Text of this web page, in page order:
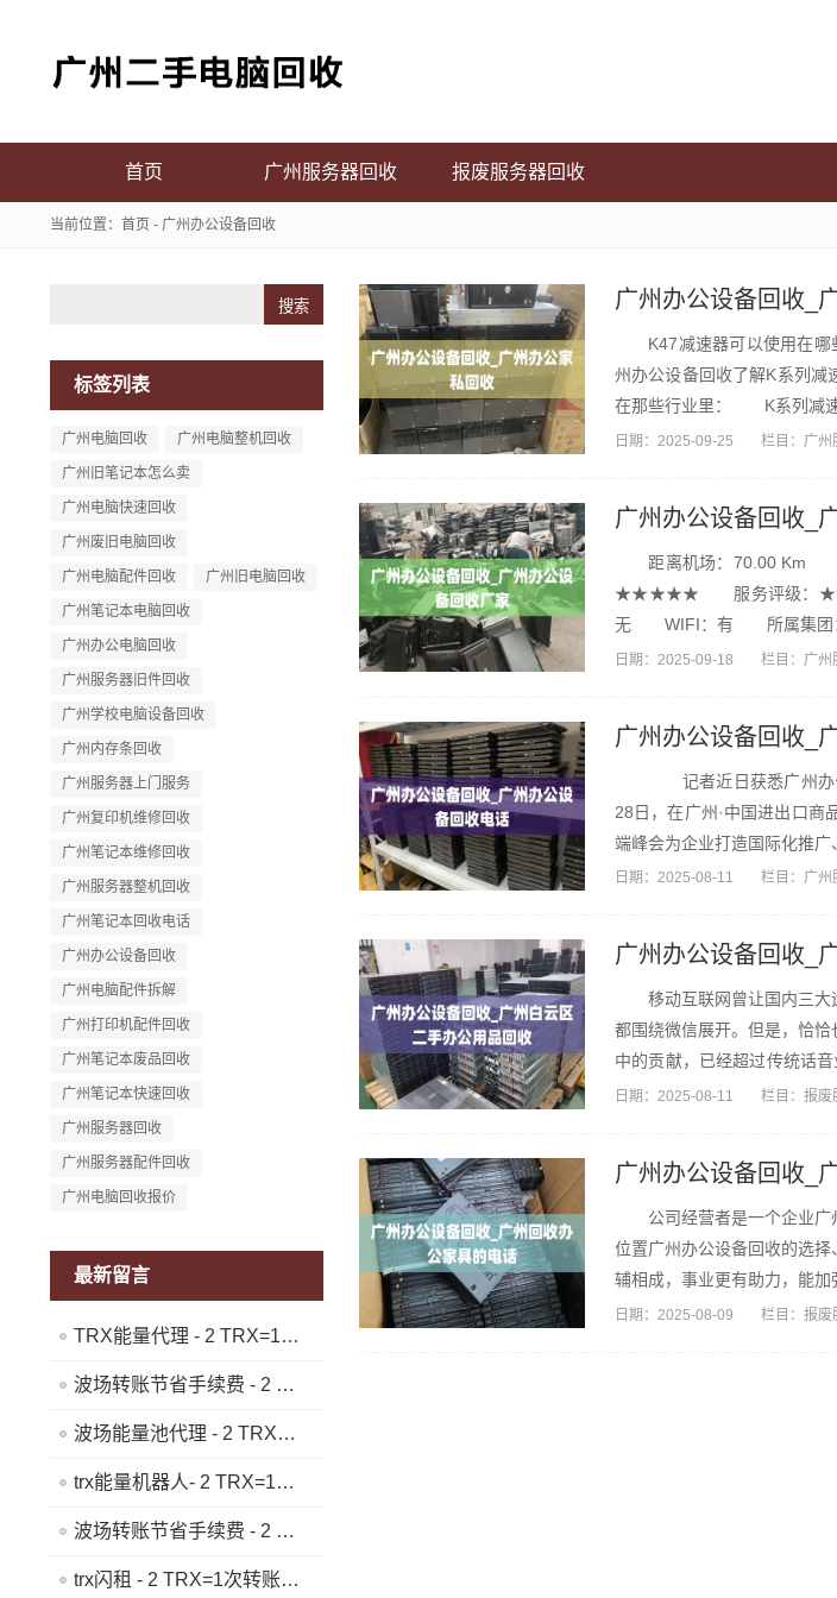
首页 广州服务器回收 报废服务器回收
当前位置： 首页 - 广州办公设备回收
标签列表
广州电脑回收 广州电脑整机回收
广州旧笔记本怎么卖
广州电脑快速回收
广州废旧电脑回收
广州电脑配件回收 广州旧电脑回收
广州笔记本电脑回收
广州办公电脑回收
广州服务器旧件回收
广州学校电脑设备回收
广州内存条回收
广州服务器上门服务
广州复印机维修回收
广州笔记本维修回收
广州服务器整机回收
广州笔记本回收电话
广州办公设备回收
广州电脑配件拆解
广州打印机配件回收
广州笔记本废品回收
广州笔记本快速回收
广州服务器回收
广州服务器配件回收
广州电脑回收报价
最新留言
TRX能量代理 - 2 TRX=1次转账次数 直接节省80%!无视对方有没有U或者是否交易所,低于 2 TRX的都是钓鱼的骗子- 复制地址【THXfhfV6ThhYzt7d8mm4KL3dE5LWBbwb3s】转 2 TRX即可0手续费转账!TG机器人: @jzzTRXbot 官网: https://jzztrx.com
波场转账节省手续费 - 2 TRX=1次转账次数 直接节省80%!无视对方有没有U或者是否交易所,低于 2 TRX的都是钓鱼的骗子- 复制地址【THXfhfV6ThhYzt7d8mm4KL3dE5LWBbwb3s】转 2 TRX即可0手续费转账!TG机器人: @jzzTRXbot 官网: https://jzztrx.com
波场能量池代理 - 2 TRX=1次转账次数 直接节省80%!无视对方有没有U或者是否交易所,低于 2 TRX的都是钓鱼的骗子- 复制地址【THXfhfV6ThhYzt7d8mm4KL3dE5LWBbwb3s】转 2 TRX即可0手续费转账!TG机器人: @jzzTRXbot 官网: https://jzztrx.com
trx能量机器人- 2 TRX=1次转账次数 直接节省80%!无视对方有没有U或者是否交易所,低于 2 TRX的都是钓鱼的骗子- 复制地址【THXfhfV6ThhYzt7d8mm4KL3dE5LWBbwb3s】转 2 TRX即可0手续费转账!TG机器人: @jzzTRXbot 官网: https://jzztrx.com
波场转账节省手续费 - 2 TRX=1次转账次数 直接节省80%!无视对方有没有U或者是否交易所,低于 2 TRX的都是钓鱼的骗子- 复制地址【THXfhfV6ThhYzt7d8mm4KL3dE5LWBbwb3s】转 2 TRX即可0手续费转账!TG机器人: @jzzTRXbot 官网: https://jzztrx.com
trx闪租 - 2 TRX=1次转账次数 直接节省80%!无视对方有没有U或者是否交易所,低于 2 TRX的都是钓鱼的骗子- 复制地址【THXfhfV6ThhYzt7d8mm4KL3dE5LWBbwb3s】转 2 TRX即可0手续费转账!TG机器人: @jzzTRXbot 官网: https://jzztrx.com
广州办公设备回收_
K47减速器可以使用在哪些
州办公设备回收了解K系列减
在那些行业里： K系列减速
日期： 2025-09-25 栏目： 广州
广州办公设备回收_
距离机场：70.00 Km
★★★★★ 服务评级：
无 WIFI：有 所属集团：
日期： 2025-09-18 栏目： 广州
广州办公设备回收_
记者近日获悉广州办公设
28日，在广州·中国进出口商
端峰会为企业打造国际化推
日期： 2025-08-11 栏目： 广州
广州办公设备回收_
移动互联网曾让国内三大
都围绕微信展开。但是，恰
中的贡献，已经超过传统
手机...
日期： 2025-08-11 栏目： 报废
广州办公设备回收_
公司经营者是一个企业广
位置广州办公设备回收的选
辅相成，事业更有助力，能
看看...
日期： 2025-08-09 栏目： 报废